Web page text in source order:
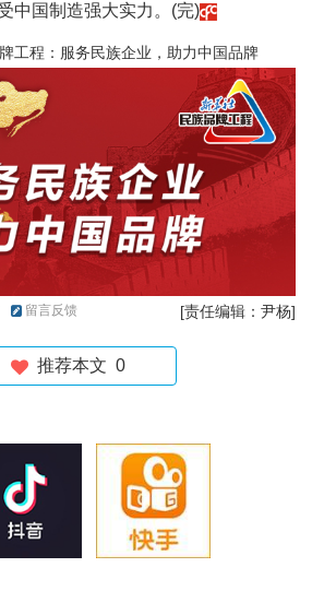
中国制造强大实力。(完)
工程：服务民族企业，助力中国品牌
留言反馈 [责任编辑：尹杨]
推荐本文 0